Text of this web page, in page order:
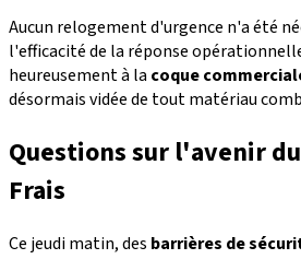
Aucun relogement d'urgence n'a été
l'efficacité de la réponse
heureusement à la coque
désormais vidée de tout matériau
Questions sur l'avenir
Frais
Ce jeudi matin, des barrières de